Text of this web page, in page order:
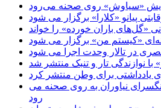
«سیاوش» روی صحنه می‌رود
پیانو «کلارا» برگزار می شود
«گل‌های باران خورده» را خواند
«کیستم من» برگزار می شود
در تالار وحدت اجرا می شود
با نوازندگی تار و تنبک منتشر شد
یادداشتی برای وطن منتشر کرد
نیاوران به روی صحنه می
رود